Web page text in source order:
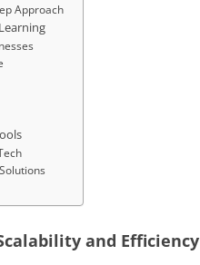
Approach
and Efficiency